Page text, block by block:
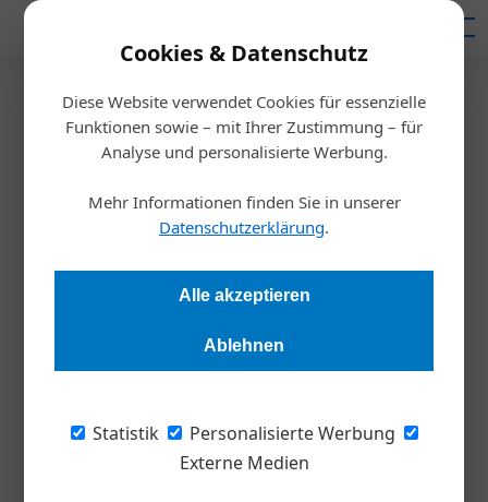
Cookies & Datenschutz
Diese Website verwendet Cookies für essenzielle
Funktionen sowie – mit Ihrer Zustimmung – für
Analyse und personalisierte Werbung.
Mehr Informationen finden Sie in unserer
Datenschutzerklärung.
Alle akzeptieren
Ablehnen
Statistik
Personalisierte Werbung
Externe Medien
Startseite/Allgemein
Regionales Shopping wird
immer wichtiger in Österreich
Die neue Mastercard Trust Research Studie 2020 zeigt, dass
die Bedeutung von Regionalität beim Einkaufen in Österreich
Prozent der ÖsterreicherInnen kaufen in ihrem lokalen
Umfeld, also in ihrer Region, ein. Ein Überblick der wichtigsten